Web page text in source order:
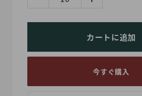
カートに追加
今すぐ購入